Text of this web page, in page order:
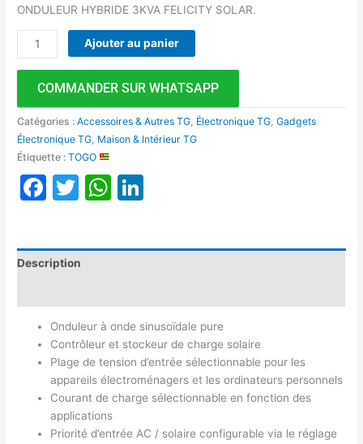
ONDULEUR HYBRIDE 3KVA FELICITY SOLAR.
Ajouter au panier
COMMANDER SUR WHATSAPP
Catégories :Accessoires & Autres TG Électronique TG ,Gadgets
Électronique TG Maison & Intérieur TG
Étiquette :TOGO
Facebook
TwitterWhatsApp
Description
Onduleur à onde sinusoïdale pure
Contrôleur et stockeur de charge solaire
Plage de tension d’entrée sélectionnable pour les
appareils électroménagers et les ordinateurs personnels
Courant de charge sélectionnable en fonction des
applications
Priorité d’entrée AC / solaire configurable via le réglage